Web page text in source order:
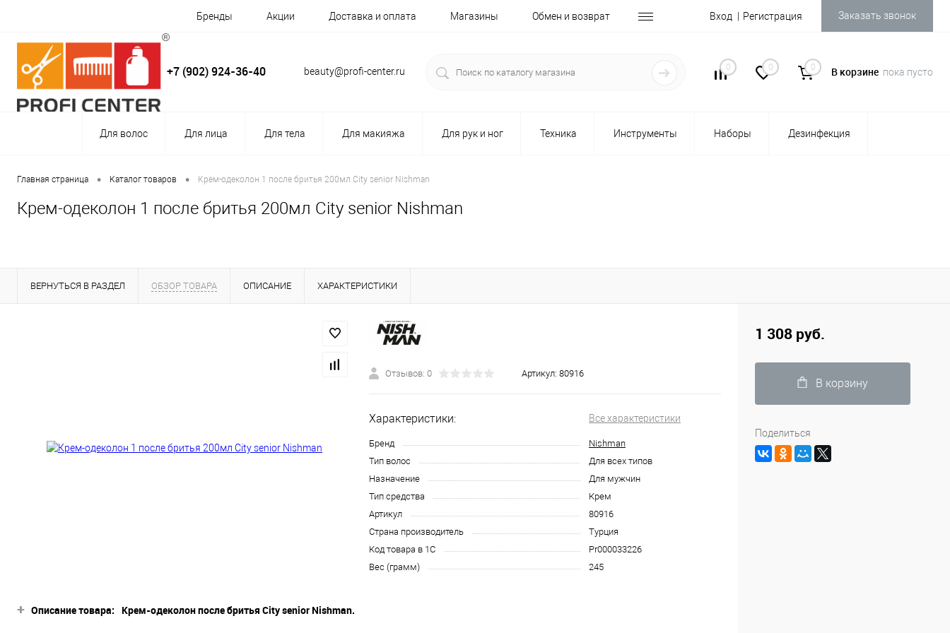
Бренды Акции Доставка и оплата Магазины Обмен и возврат Вход Регистрация Заказать звонок
+7 (902) 924-36-40 beauty@profi-center.ru 0 0 0 В корзине пока пусто
Для волос Для лица Для тела Для макияжа Для рук и ног Техника Инструменты Наборы Дезинфекция
Главная страница • Каталог товаров • Крем-одеколон 1 после бритья 200мл City senior Nishman
Крем-одеколон 1 после бритья 200мл City senior Nishman
ВЕРНУТЬСЯ В РАЗДЕЛ ОБЗОР ТОВАРА ОПИСАНИЕ ХАРАКТЕРИСТИКИ
Отзывов: 0 Артикул: 80916
Характеристики: Все характеристики
Бренд
Nishman
Тип волос
Для всех типов
Назначение
Для мужчин
Тип средства
Крем
Артикул
80916
Страна производитель
Турция
Код товара в 1С
Pr000033226
Вес (грамм)
245
+ Описание товара: Крем-одеколон после бритья City senior Nishman.
1 308 руб.
В корзину
Поделиться